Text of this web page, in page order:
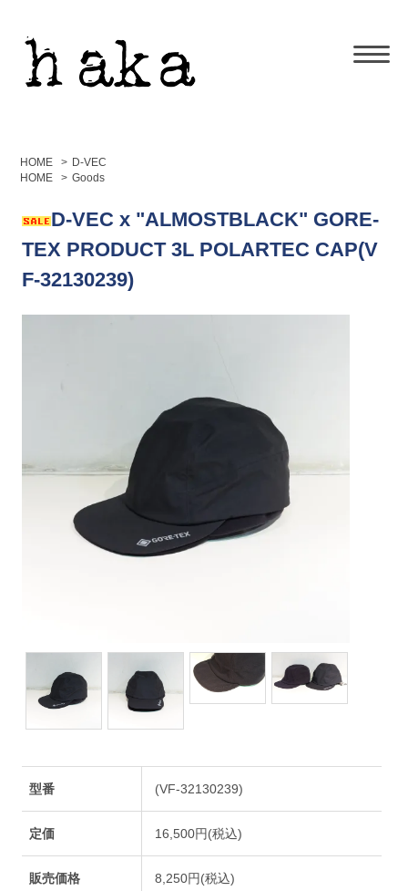
HOME > D-VEC
HOME
> Goods
D-VEC x "ALMOSTBLACK" GORE-
TEX PRODUCT 3L POLARTEC CAP(V
F-32130239)
型番 (VF-32130239)
定価 16,500円(税込)
販売価格 8,250円(税込)